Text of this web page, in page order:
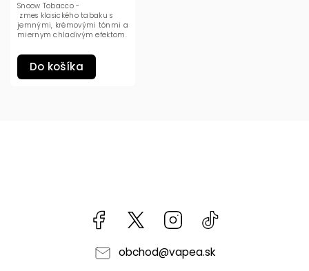
Do košíka
Snoow Tobacco -
zmes klasického tabaku s
jemnými, krémovými tónmi a
miernym chladivým efektom.
Facebook kzifcak85131Instagram
obchod@vapea.sk